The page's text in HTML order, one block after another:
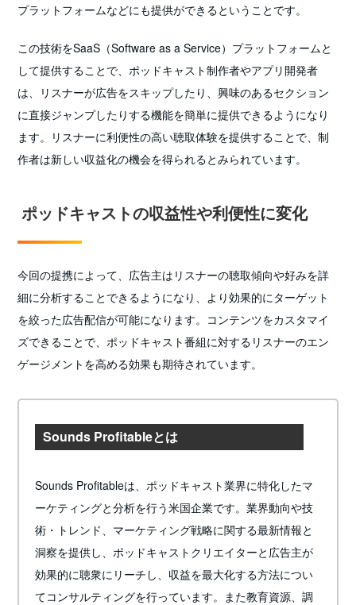
プラットフォームなどにも提供ができるということです。
この技術をSaaS（Software as a Service）プラットフォームと
して提供することで、ポッドキャスト制作者やアプリ開発者
は、リスナーが広告をスキップしたり、興味のあるセクション
に直接ジャンプしたりする機能を簡単に提供できるようになり
ます。リスナーに利便性の高い聴取体験を提供することで、制
作者は新しい収益化の機会を得られるとみられています。
ポッドキャストの収益性や利便性に変化
今回の提携によって、広告主はリスナーの聴取傾向や好みを詳
細に分析することできるようになり、より効果的にターゲット
を絞った広告配信が可能になります。コンテンツをカスタマイ
ズできることで、ポッドキャスト番組に対するリスナーのエン
ゲージメントを高める効果も期待されています。
Sounds Profitableとは
Sounds Profitableは、ポッドキャスト業界に特化したマ
ーケティングと分析を行う米国企業です。業界動向や技
術・トレンド、マーケティング戦略に関する最新情報と
洞察を提供し、ポッドキャストクリエイターと広告主が
効果的に聴衆にリーチし、収益を最大化する方法につい
てコンサルティングを行っています。また教育資源、調